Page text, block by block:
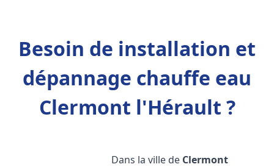
Besoin de installation et
dépannage chauffe eau
Clermont l'Hérault ?
Dans la ville de Clermont